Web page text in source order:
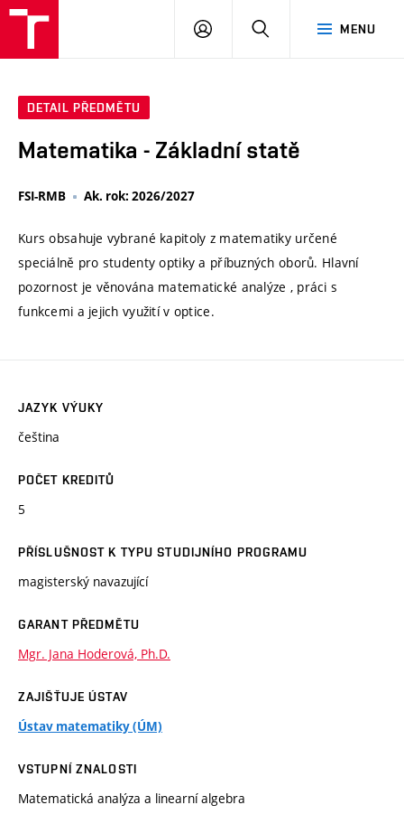
MENU
PŘIHLÁSIT
DETAIL PŘEDMĚTU
Matematika - Základní statě
FSI-RMB Ak. rok: 2026/2027
Kurs obsahuje vybrané kapitoly z matematiky určené
speciálně pro studenty optiky a příbuzných oborů. Hlavní
pozornost je věnována matematické analýze , práci s
funkcemi a jejich využití v optice.
JAZYK VÝUKY
čeština
POČET KREDITŮ
5
PŘÍSLUŠNOST K TYPU STUDIJNÍHO PROGRAMU
magisterský navazující
GARANT PŘEDMĚTU
Mgr. Jana Hoderová, Ph.D.
ZAJIŠŤUJE ÚSTAV
Ústav matematiky (ÚM)
VSTUPNÍ ZNALOSTI
Matematická analýza a linearní algebra